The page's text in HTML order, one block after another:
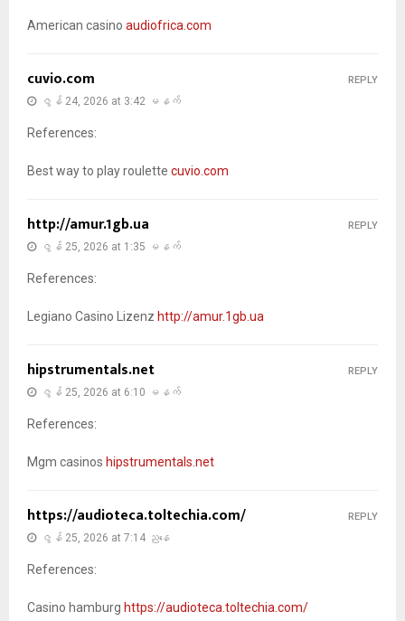
American casino audiofrica.com
cuvio.com
ဇွန် 24, 2026 at 3:42 မနက်
References:
Best way to play roulette cuvio.com
REPLY
http://amur.1gb.ua
ဇွန် 25, 2026 at 1:35 မနက်
References:
Legiano Casino Lizenz http://amur.1gb.ua
REPLY
hipstrumentals.net
ဇွန် 25, 2026 at 6:10 မနက်
References:
Mgm casinos hipstrumentals.net
REPLY
https://audioteca.toltechia.com/
ဇွန် 25, 2026 at 7:14 ညနေ
References:
Casino hamburg https://audioteca.toltechia.com/
REPLY